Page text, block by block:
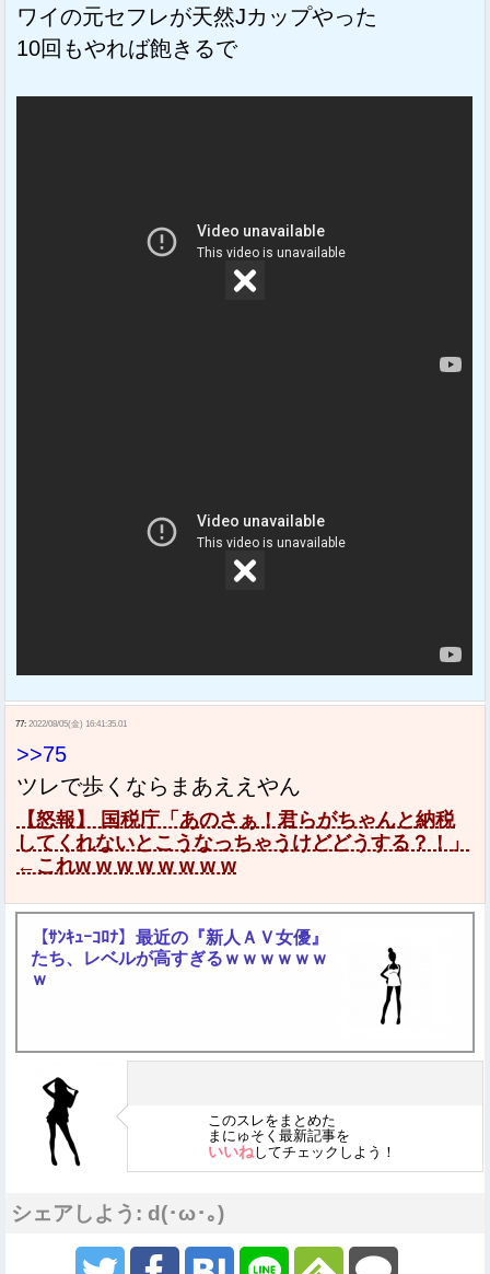
ワイの元セフレが天然Jカップやった
10回もやれば飽きるで
77: 2022/08/05(金) 16:41:35.01
>>75
ツレで歩くならまあええやん
【怒報】 国税庁「あのさぁ！君らがちゃんと納税
してくれないとこうなっちゃうけどどうする？！」
←これw w w w w w w w
【ｻﾝｷｭｰｺﾛﾅ】最近の『新人ＡＶ女優』
たち、レベルが高すぎるｗｗｗｗｗｗ
ｗ
このスレをまとめた
まにゅそく最新記事を
いいねしてチェックしよう！
シェアしよう: d(･ω･｡)